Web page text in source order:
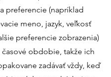
preferencie (napríklad
meno, jazyk, veľkosť
preferencie zobrazenia)
obdobie, takže ich
zadávať vždy, keď